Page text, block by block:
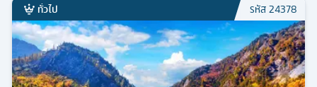
ทั่วไป รหัส24378